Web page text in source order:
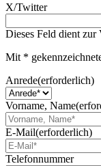
X/Twitter
Dieses Feld dient zur
Mit *
Anrede(erforderlich)
Vorname, Name
E-Mail(erforderlich)
Telefonnummer